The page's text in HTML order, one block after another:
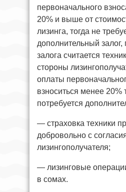
первоначального
20% и выше от
лизинга, тогда не
дополнительный
залога считается
стороны
оплаты
взноситься менее 20%
потребуется
— страховка техники
добровольно с
лизингополучателя;
— лизинговые
в сомах.